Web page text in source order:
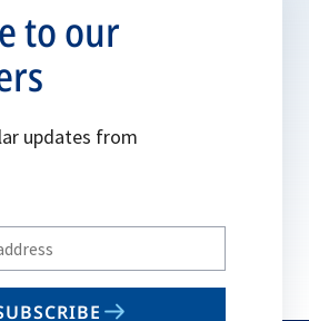
to our
updates from